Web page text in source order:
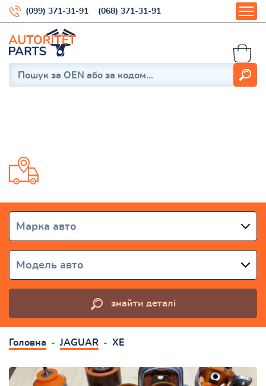
(099) 371-31-91 (068) 371-31-91
Марка авто
Модель авто
знайти деталі
Головна JAGUAR XE